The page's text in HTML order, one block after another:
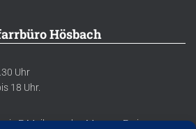
Hösbach
Uhr
18 Uhr.
E-Mails werden Montag-Freitag